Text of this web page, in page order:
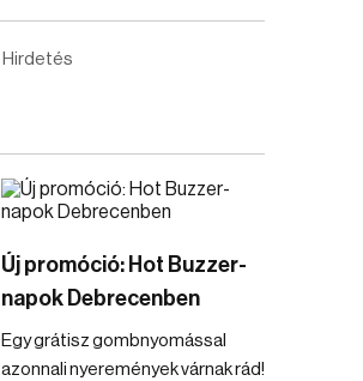
Hirdetés
Új promóció: Hot Buzzer-
napok Debrecenben
Egy grátisz gombnyomással
azonnali nyeremények várnak rád!